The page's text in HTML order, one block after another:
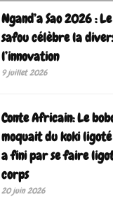
Ngand’a Sao 2026 :
safou célèbre la
l’innovation
9 juillet 2026
Conte Africain: Le
moquait du koki
a fini par se faire
corps
20 juin 2026